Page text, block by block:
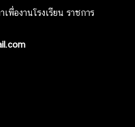
พื่องานโรงเรียน ราชการ